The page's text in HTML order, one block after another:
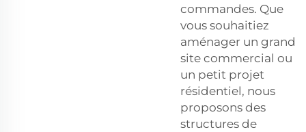
commandes. Que
vous souhaitiez
aménager un grand
site commercial ou
un petit projet
résidentiel, nous
proposons des
structures de